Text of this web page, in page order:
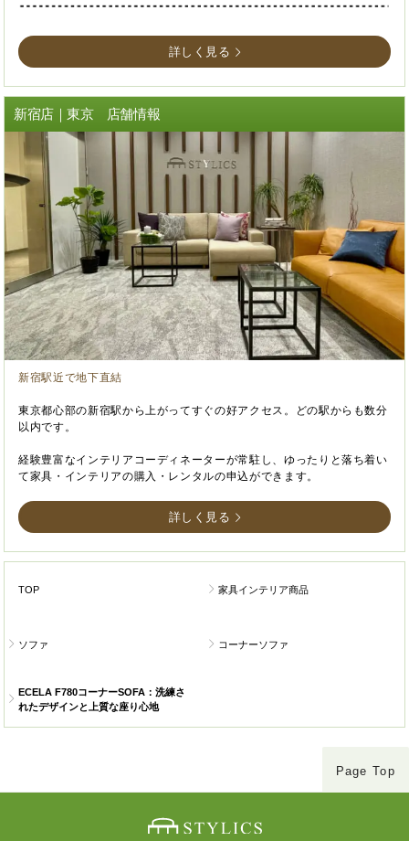
詳しく見る
新宿店｜東京 店舗情報
新宿駅近で地下直結
東京都心部の新宿駅から上がってすぐの好アクセス。どの駅からも数分
以内です。
経験豊富なインテリアコーディネーターが常駐し、ゆったりと落ち着い
て家具・インテリアの購入・レンタルの申込ができます。
詳しく見る
TOP 家具インテリア商品
ソファ コーナーソファ
ECELA F780コーナーSOFA：洗練さ
れたデザインと上質な座り心地
Page Top